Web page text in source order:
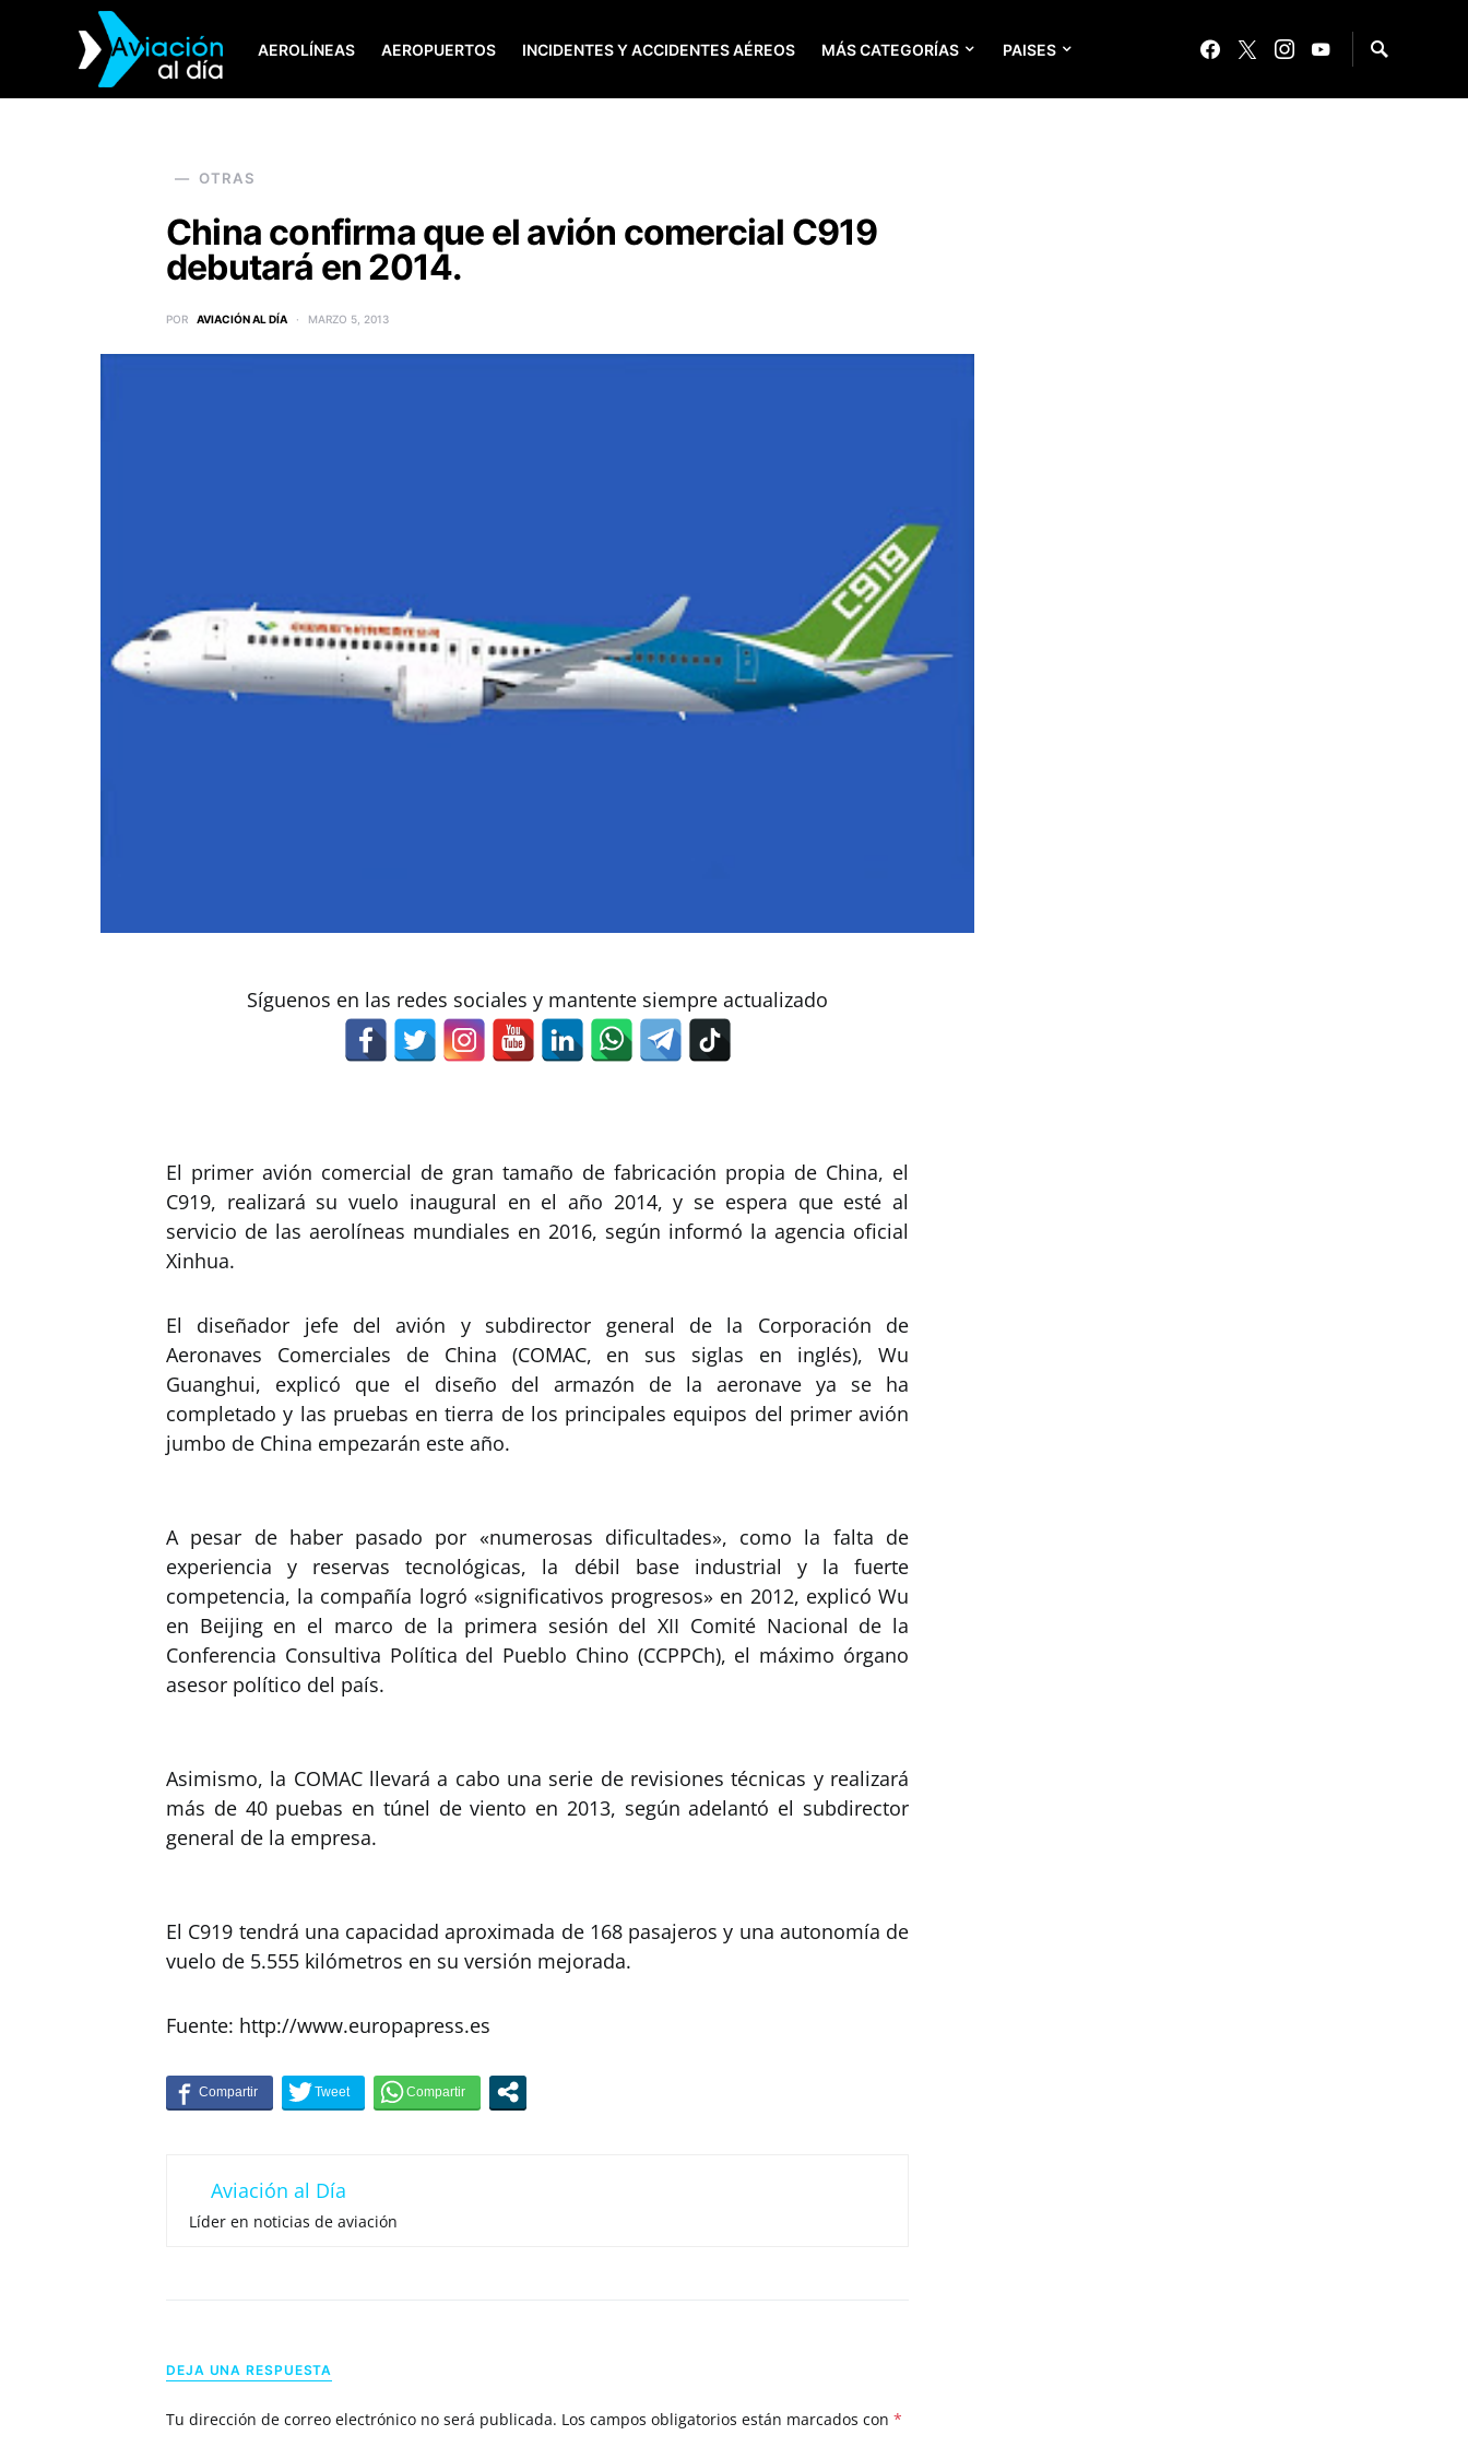
AEROLÍNEAS AEROPUERTOS INCIDENTES Y ACCIDENTES AÉREOS MÁS CATEGORÍAS PAISES
SEARCH FOR:
OTRAS
China confirma que el avión comercial C919
debutará en 2014.
POR AVIACIÓN AL DÍA MARZO 5, 2013
Síguenos en las redes sociales y mantente siempre actualizado
El primer avión comercial de gran tamaño de fabricación propia de China, el
C919, realizará su vuelo inaugural en el año 2014, y se espera que esté al
servicio de las aerolíneas mundiales en 2016, según informó la agencia oficial
Xinhua.
El diseñador jefe del avión y subdirector general de la Corporación de
Aeronaves Comerciales de China (COMAC, en sus siglas en inglés), Wu
Guanghui, explicó que el diseño del armazón de la aeronave ya se ha
completado y las pruebas en tierra de los principales equipos del primer avión
jumbo de China empezarán este año.
A pesar de haber pasado por «numerosas dificultades», como la falta de
experiencia y reservas tecnológicas, la débil base industrial y la fuerte
competencia, la compañía logró «significativos progresos» en 2012, explicó Wu
en Beijing en el marco de la primera sesión del XII Comité Nacional de la
Conferencia Consultiva Política del Pueblo Chino (CCPPCh), el máximo órgano
asesor político del país.
Asimismo, la COMAC llevará a cabo una serie de revisiones técnicas y realizará
más de 40 puebas en túnel de viento en 2013, según adelantó el subdirector
general de la empresa.
El C919 tendrá una capacidad aproximada de 168 pasajeros y una autonomía de
vuelo de 5.555 kilómetros en su versión mejorada.
Fuente: http://www.europapress.es
Aviación al Día
Líder en noticias de aviación
DEJA UNA RESPUESTA
Tu dirección de correo electrónico no será publicada. Los campos obligatorios están marcados con *